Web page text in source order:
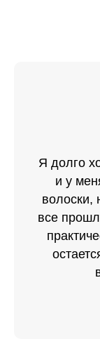
Я долго
и у
волоски,
все